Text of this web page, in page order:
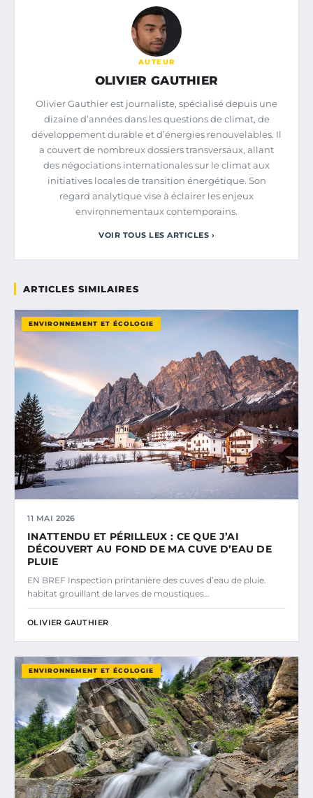
AUTEUR
OLIVIER GAUTHIER
Olivier Gauthier est journaliste, spécialisé depuis une
dizaine d’années dans les questions de climat, de
développement durable et d’énergies renouvelables. Il
a couvert de nombreux dossiers transversaux, allant
des négociations internationales sur le climat aux
initiatives locales de transition énergétique. Son
regard analytique vise à éclairer les enjeux
environnementaux contemporains.
VOIR TOUS LES ARTICLES ›
ARTICLES SIMILAIRES
ENVIRONNEMENT ET ÉCOLOGIE
11 MAI 2026
INATTENDU ET PÉRILLEUX : CE QUE J’AI
DÉCOUVERT AU FOND DE MA CUVE D’EAU DE
PLUIE
EN BREF Inspection printanière des cuves d’eau de pluie.
habitat grouillant de larves de moustiques…
OLIVIER GAUTHIER
ENVIRONNEMENT ET ÉCOLOGIE